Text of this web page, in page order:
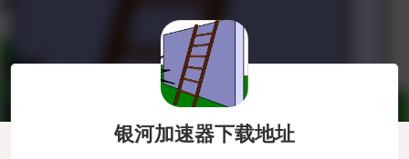
银河加速器下载地址